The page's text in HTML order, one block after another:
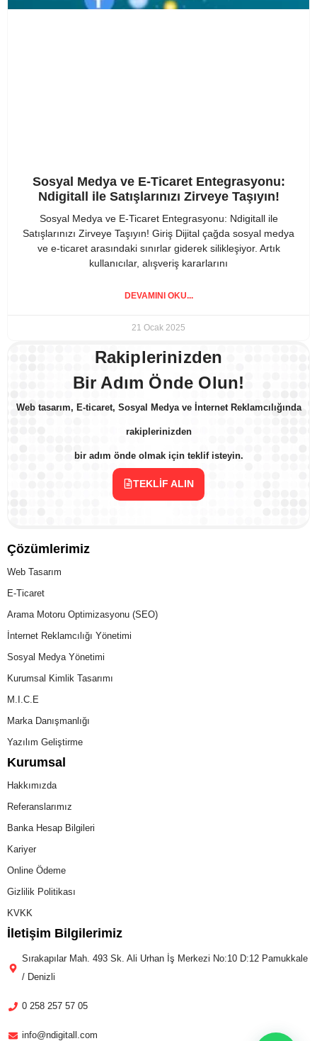
Sosyal Medya ve E-Ticaret Entegrasyonu:
Ndigitall ile Satışlarınızı Zirveye Taşıyın!
Sosyal Medya ve E-Ticaret Entegrasyonu: Ndigitall ile
Satışlarınızı Zirveye Taşıyın! Giriş Dijital çağda sosyal medya
ve e-ticaret arasındaki sınırlar giderek silikleşiyor. Artık
kullanıcılar, alışveriş kararlarını
DEVAMINI OKU...
21 Ocak 2025
Rakiplerinizden
Bir Adım Önde Olun!
Web tasarım, E-ticaret, Sosyal Medya ve İnternet Reklamcılığında
rakiplerinizden
bir adım önde olmak için teklif isteyin.
TEKLIF ALIN
Çözümlerimiz
Web Tasarım
E-Ticaret
Arama Motoru Optimizasyonu (SEO)
İnternet Reklamcılığı Yönetimi
Sosyal Medya Yönetimi
Kurumsal Kimlik Tasarımı
M.I.C.E
Marka Danışmanlığı
Yazılım Geliştirme
Kurumsal
Hakkımızda
Referanslarımız
Banka Hesap Bilgileri
Kariyer
Online Ödeme
Gizlilik Politikası
KVKK
İletişim Bilgilerimiz
Sırakapılar Mah. 493 Sk. Ali Urhan İş Merkezi No:10 D:12 Pamukkale
/ Denizli
0 258 257 57 05
info@ndigitall.com